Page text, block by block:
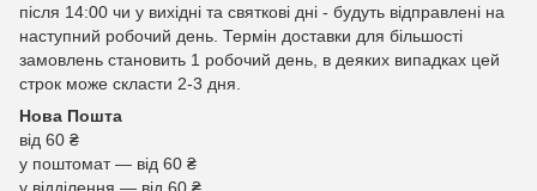
після 14:00 чи у вихідні та святкові дні - будуть відправлені на
наступний робочий день. Термін доставки для більшості
замовлень становить 1 робочий день, в деяких випадках цей
строк може скласти 2-3 дня.
Нова Пошта
від 60 ₴
у поштомат — від 60 ₴